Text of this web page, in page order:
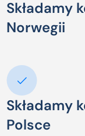
Składamy
Norwegii
Składamy
Polsce